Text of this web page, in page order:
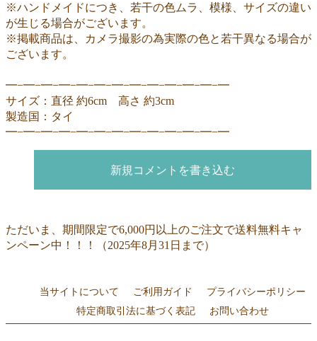
※ハンドメイドにつき、若干の色ムラ、模様、サイズの違い
が生じる場合がございます。
※掲載商品は、カメラ撮影の為実際の色と若干異なる場合が
ございます。
━−━−━−━−━−━−━−━−━−━−━−━−━
サイズ：直径 約6cm 高さ 約3cm
製造国：タイ
━−━−━−━−━−━−━−━−━−━−━−━−━
新規コメントを書き込む
ただいま、期間限定で6,000円以上のご注文で送料無料キャ
ンペーン中！！！（2025年8月31日まで）
当サイトについて ご利用ガイド
プライバシーポリシー
特定商取引法に基づく表記
お問い合わせ